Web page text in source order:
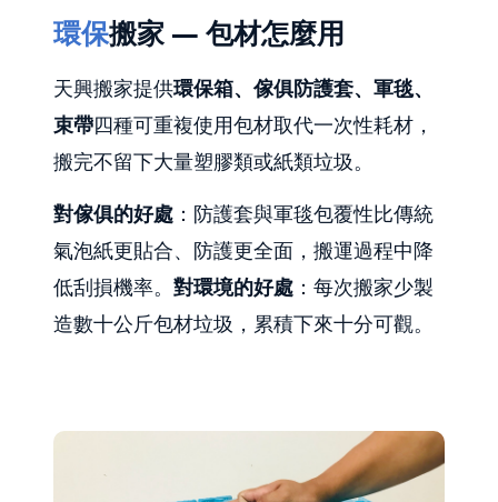
環保搬家 — 包材怎麼用
天興搬家提供環保箱、傢俱防護套、軍毯、
束帶四種可重複使用包材取代一次性耗材，
搬完不留下大量塑膠類或紙類垃圾。
對傢俱的好處 ：防護套與軍毯包覆性比傳統
氣泡紙更貼合、防護更全面，搬運過程中降
低刮損機率。 對環境的好處 ：每次搬家少製
造數十公斤包材垃圾，累積下來十分可觀。